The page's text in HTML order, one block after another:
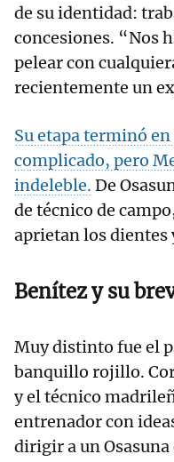
de su identidad:
concesiones. “Nos
pelear con
recientemente un
Su etapa terminó
complicado, pero
indeleble. De
de técnico de
aprietan los
Benítez y su
Muy distinto fue el
banquillo rojillo.
y el técnico
entrenador con
dirigir a un Osasuna